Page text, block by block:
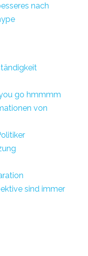
nach
go hmmmm
von
sind immer